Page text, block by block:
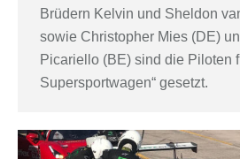
Brüdern Kelvin und Sheldon
sowie Christopher Mies (DE)
Picariello (BE) sind die Piloten
Supersportwagen“ gesetzt.